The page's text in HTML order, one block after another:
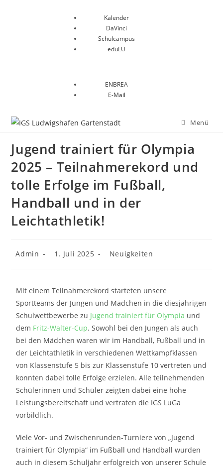
Kalender
DaVinci
Schulcampus
eduLU
ENBREA
E-Mail
Menü
Jugend trainiert für Olympia
2025 – Teilnahmerekord und
tolle Erfolge im Fußball,
Handball und in der
Leichtathletik!
Admin 1. Juli 2025 Neuigkeiten
Mit einem Teilnahmerekord starteten unsere
Sportteams der Jungen und Mädchen in die diesjährigen
Schulwettbewerbe zu Jugend trainiert für Olympia und
dem Fritz-Walter-Cup. Sowohl bei den Jungen als auch
bei den Mädchen waren wir im Handball, Fußball und in
der Leichtathletik in verschiedenen Wettkampfklassen
von Klassenstufe 5 bis zur Klassenstufe 10 vertreten und
konnten dabei tolle Erfolge erzielen. Alle teilnehmenden
Schülerinnen und Schüler zeigten dabei eine hohe
Leistungsbereitschaft und vertraten die IGS LuGa
vorbildlich.
Viele Vor- und Zwischenrunden-Turniere von „Jugend
trainiert für Olympia“ im Fußball und Handball wurden
auch in diesem Schuljahr erfolgreich von unserer Schule